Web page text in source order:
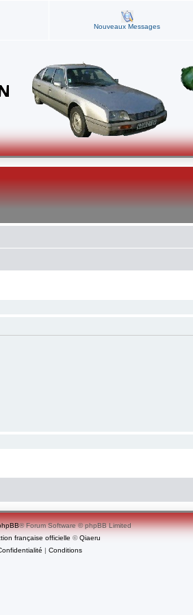
Nouveaux Messages
® Forum Software © phpBB Limited
française officielle ©Qiaeru
| Conditions